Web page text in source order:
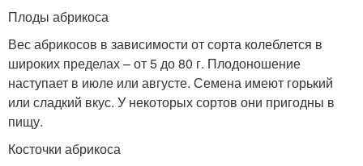
Плоды абрикоса
Вес абрикосов в зависимости от сорта колеблется в
широких пределах – от 5 до 80 г. Плодоношение
наступает в июле или августе. Семена имеют горький
или сладкий вкус. У некоторых сортов они пригодны в
пищу.
Косточки абрикоса